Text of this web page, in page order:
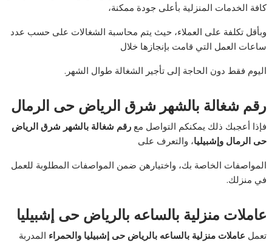
كافة الخدمات المنزلية بأعلى جودة ممكنة،
وبأقل تكلفة على العملاء، حيث يتم محاسبة الشغالات على حسب عدد
ساعات العمل التي قامت بإنجازها خلال
اليوم فقط دون الحاجة إلى تأجير الشغالة طوال الشهر.
رقم شغالة بالشهر شرق الرياض حى الرمال
فإذا أعجبك ذلك يمكنكم التواصل معرقم شغالة بالشهر شرق الرياض
حى الرمال وإشبيليا، والتعرف على
المواصفات الخاصة بك، واختيارهن ضمن المواصفات المطلوبة للعمل
في منزلك.
عاملات منزلية بالساعه بالرياض حى إشبيليا
تعمل عاملات منزلية بالساعه بالرياض حى إشبيليا والحمراء المدربة